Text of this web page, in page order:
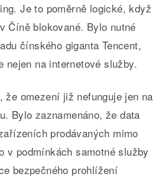
Je to poměrně logické, když
Číně blokované. Bylo nutné
čínského giganta Tencent,
nejen na internetové služby.
že omezení již nefunguje jen na
Bylo zaznamenáno, že data
prodávaných mimo
v podmínkách samotné služby
bezpečného prohlížení